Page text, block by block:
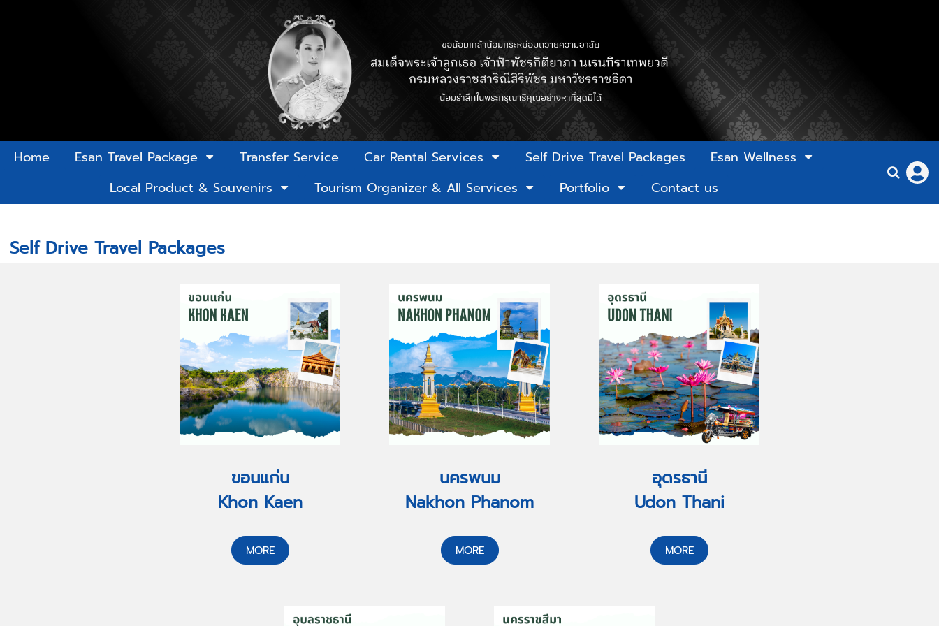
Home Esan Travel Package Transfer Service Car Rental Services Self Drive Travel Packages
Esan Wellness
Local Product & Souvenirs
Tourism Organizer & All Services Portfolio Contact us
Self Drive Travel Packages
ขอนแก่น
Khon Kaen
MORE
นครพนม
Nakhon Phanom
MORE
อุดรธานี
Udon Thani
MORE